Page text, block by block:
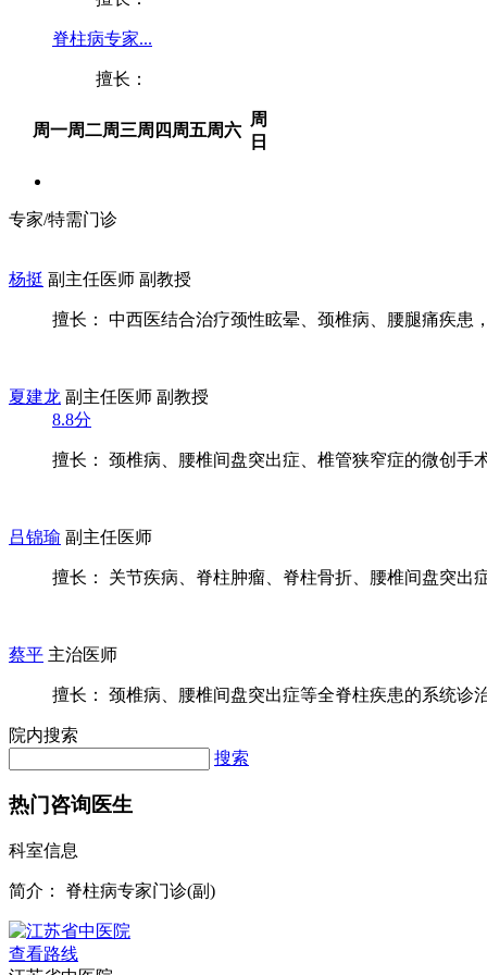
脊柱病专家...
擅长：
周一周二周三周四 周五周六
周
日
专家/特需门诊
杨挺 副主任医师 副教授
擅长： 中西医结合治疗颈性眩晕、颈椎病、腰腿痛疾患
夏建龙 副主任医师 副教授
8.8分
擅长： 颈椎病、腰椎间盘突出症、椎管狭窄症的微创手
吕锦瑜 副主任医师
擅长： 关节疾病、脊柱肿瘤、脊柱骨折、腰椎间盘突出症
蔡平 主治医师
擅长： 颈椎病、腰椎间盘突出症等全脊柱疾患的系统诊
院内搜索
搜索
热门咨询医生
科室信息
简介： 脊柱病专家门诊(副)
查看路线